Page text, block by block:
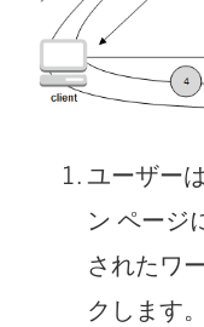
ユーザー
ン ページ
されたワ
クします。